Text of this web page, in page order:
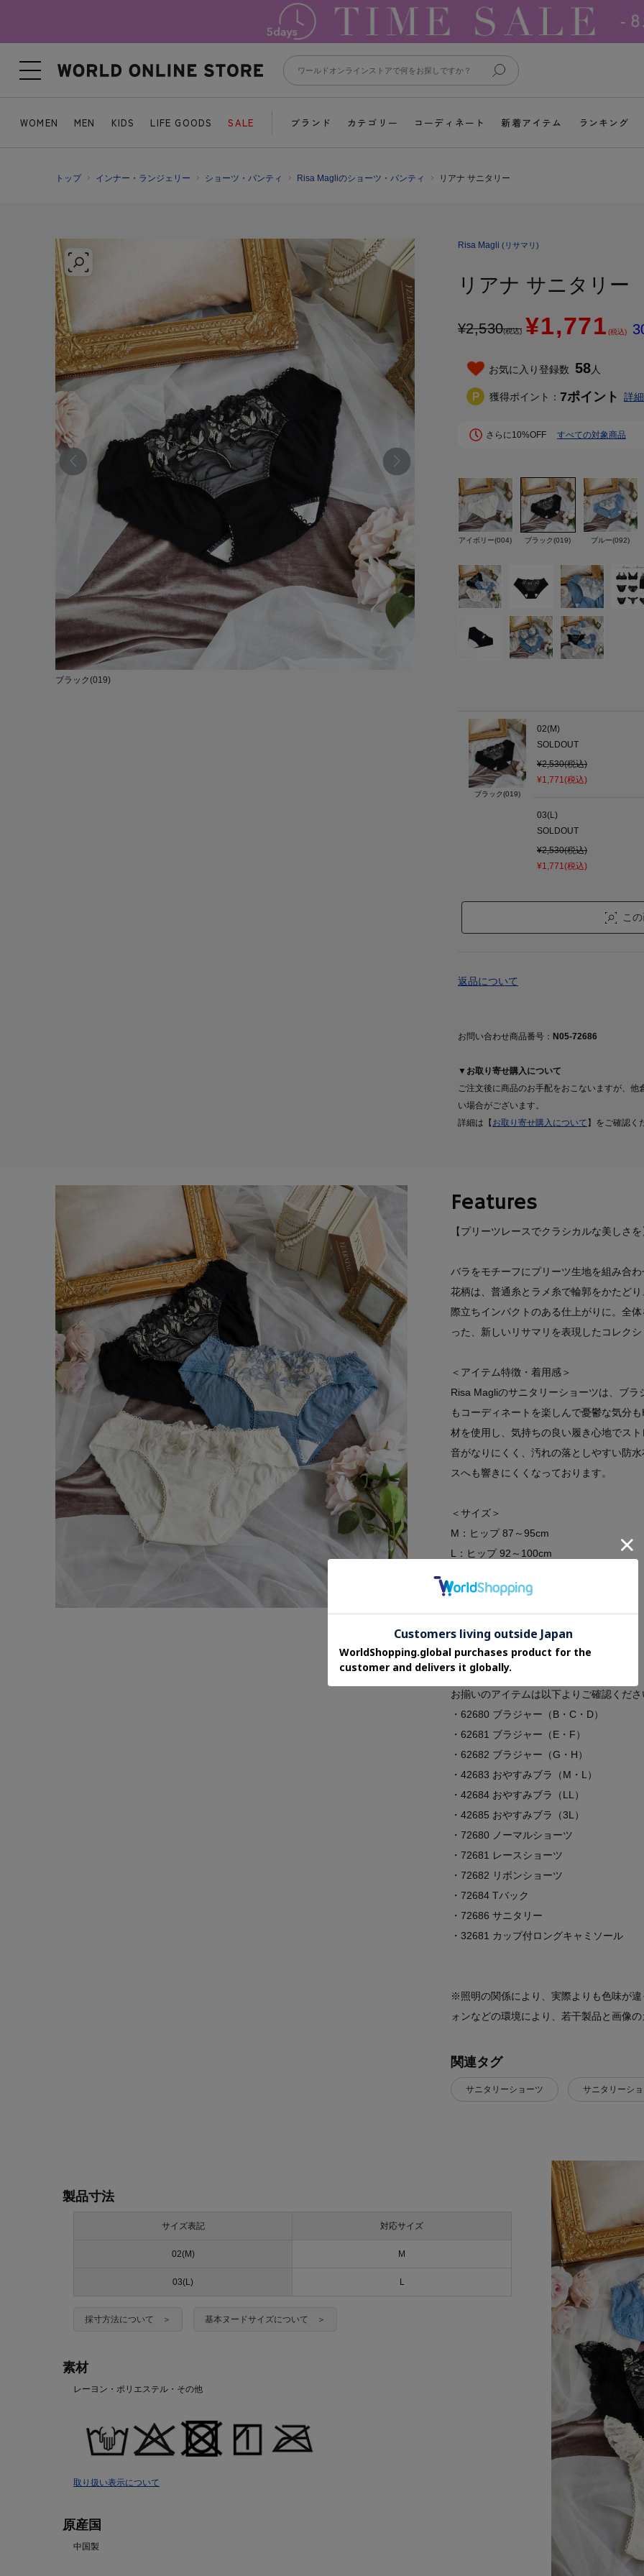
WOMEN MEN KIDS LIFE GOODS SALE ブランド カテゴリー コーディネート 新着アイテム ランキング
トップ インナー・ランジェリー ショーツ・パンティ Risa Magliのショーツ・パンティ リアナ サニタリー
ブラック(019)
Risa Magli (リサマリ)
リアナ サニタリー
¥2,530(税込) ¥1,771 (税込)
お気に入り登録数 58人
獲得ポイント： 7ポイント 詳細
さらに10%OFF すべての対象商品
アイボリー(004) ブラック(019) ブルー(092)
ブラック(019)
02(M)
SOLDOUT
¥2,530(税込)
¥1,771(税込)
03(L)
SOLDOUT
¥2,530(税込)
¥1,771(税込)
こ
返品について
お問い合わせ商品番号： N05-72686
▼お取り寄せ購入について
ご注文後に商品のお手配をおこないますが、
い場合がございます。
詳細は【 お取り寄せ購入について 】をご確認く
Features
【プリーツレースでクラシカルな美しさを
バラをモチーフにプリーツ生地を組み合
花柄は、普通糸とラメ糸で輪郭をかたど
際立ちインパクトのある仕上がりに。全
った、新しいリサマリを表現したコレク
＜アイテム特徴・着用感＞
Risa Magliのサニタリーショーツは、ブ
もコーディネートを楽しんで憂鬱な気分
材を使用し、気持ちの良い履き心地でス
音がなりにくく、汚れの落としやすい防
スへも響きにくくなっております。
＜サイズ＞
M：ヒップ 87～95cm
L：ヒップ 92～100cm
＜商品仕様＞
・バック部分伸縮性：あり
・クロッチ部分防水布使用
＜関連アイテム＞
お揃いのアイテムは以下よりご確認くださ
・62680 ブラジャー（B・C・D）
・62681 ブラジャー（E・F）
・62682 ブラジャー（G・H）
・42683 おやすみブラ（M・L）
・42684 おやすみブラ（LL）
・42685 おやすみブラ（3L）
・72680 ノーマルショーツ
・72681 レースショーツ
・72682 リボンショーツ
・72684 Tバック
・72686 サニタリー
・32681 カップ付ロングキャミソール
※照明の関係により、実際よりも色味が
ォンなどの環境により、若干製品と画像
関連タグ
サニタリーショーツ サニタリーシ
製品寸法
サイズ表記 対応サイズ
02(M) M
03(L) L
採寸方法について ＞ 基本ヌードサイズについて ＞
素材
レーヨン・ポリエステル・その他
取り扱い表示について
原産国
中国製